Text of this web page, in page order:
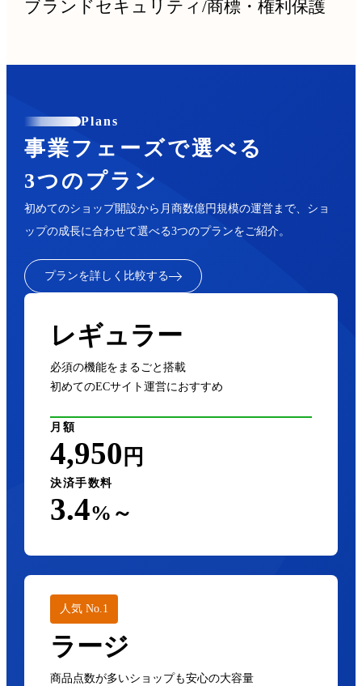
ブランドセキュリティ/商標・権利保護
Plans
事業フェーズで選べる
3つのプラン
初めてのショップ開設から月商数億円規模の運営まで、ショ
ップの成長に合わせて選べる3つのプランをご紹介。
プランを詳しく比較する
レギュラー
必須の機能をまるごと搭載
初めてのECサイト運営におすすめ
月額
4,950 円
決済手数料
3.4%～
人気 No.1
ラージ
商品点数が多いショップも安心の大容量